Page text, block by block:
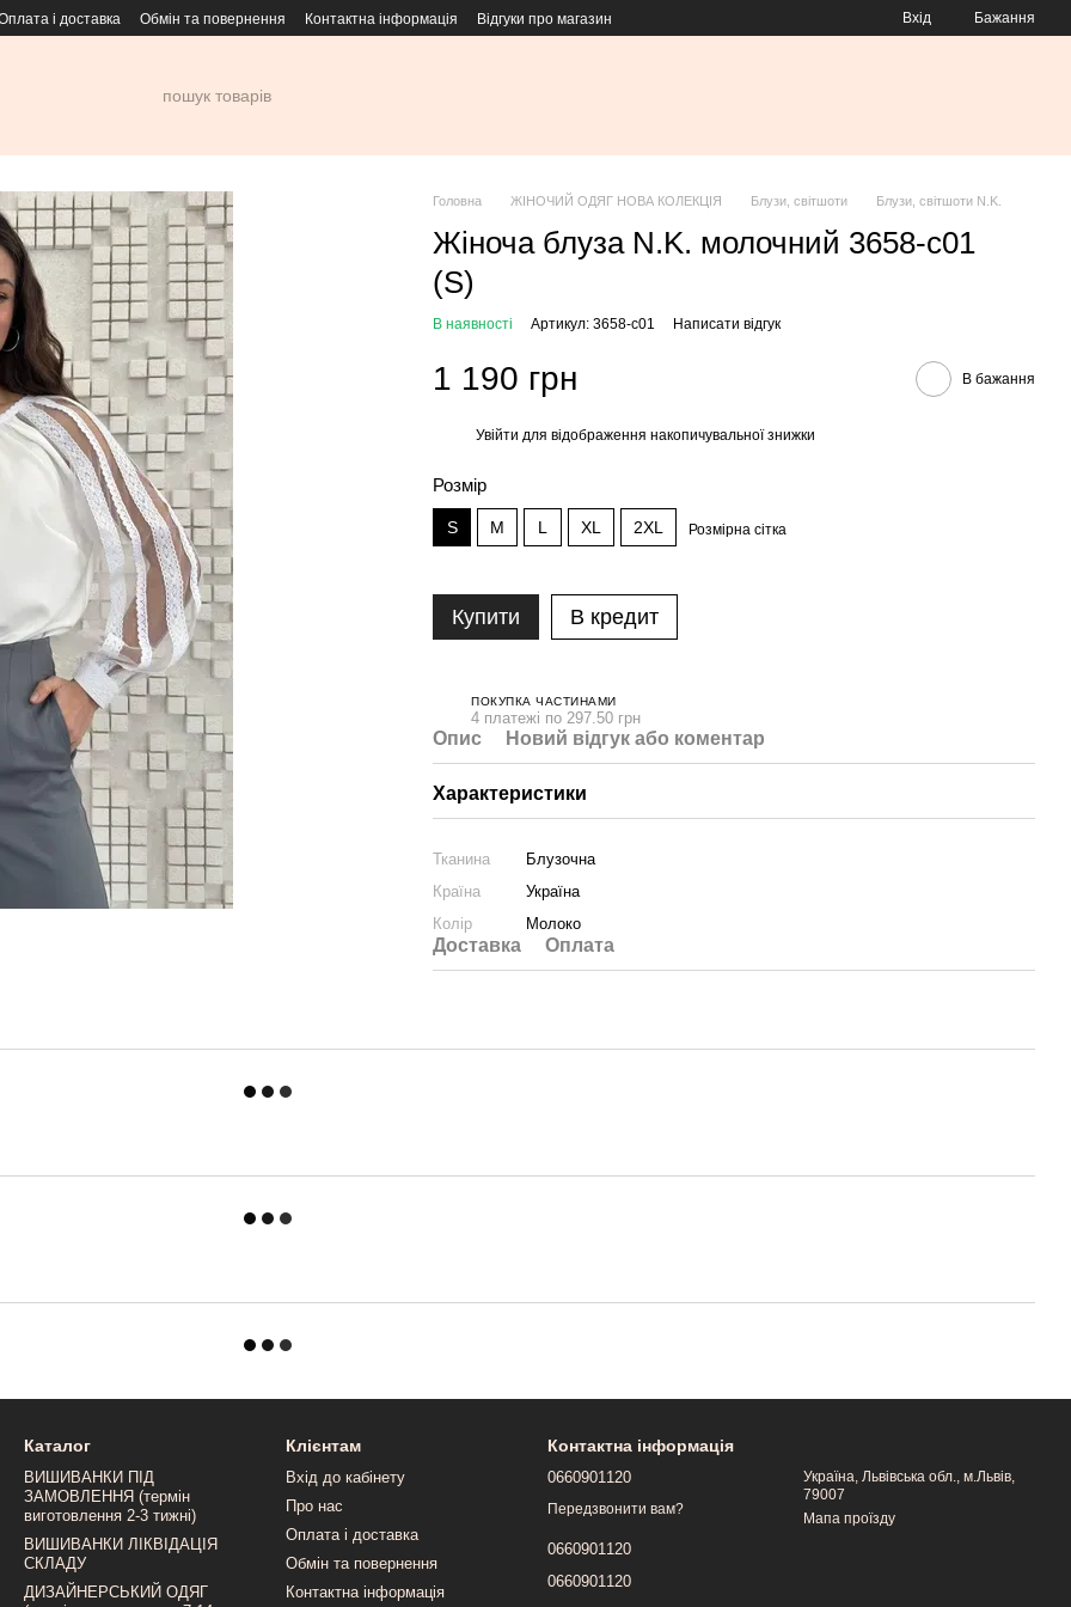
і доставка Обмін та повернення Контактна інформація Відгуки про магазин Вхід Бажання
Головна ЖІНОЧИЙ ОДЯГ НОВА КОЛЕКЦІЯ Блузи, світшоти Блузи, світшоти N.K.
Жіноча блуза N.K. молочний 3658-c01
(S)
В наявності Артикул: 3658-c01 Написати відгук
1 190 грн В бажання
Увійти для відображення накопичувальної знижки
Розмір
S M L XL 2XL Розмірна сітка
Купити В кредит
ПОКУПКА ЧАСТИНАМИ
4 платежі по 297.50 грн
Опис Новий відгук або коментар
Характеристики
Тканина
Блузочна
Країна
Україна
Колір
Молоко
Доставка Оплата
Каталог
ВИШИВАНКИ ПІД
ЗАМОВЛЕННЯ (термін
виготовлення 2-3 тижні)
ВИШИВАНКИ ЛІКВІДАЦІЯ
СКЛАДУ
ДИЗАЙНЕРСЬКИЙ ОДЯГ
Клієнтам
Вхід до кабінету
Про нас
Оплата і доставка
Обмін та повернення
Контактна інформація
Контактна інформація
0660901120
Передзвонити вам?
0660901120
0660901120
Україна, Львівська обл., м.Львів,
79007
Мапа проїзду